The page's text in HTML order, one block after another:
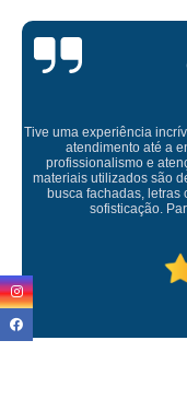
Empresa maravilhosa,
ficou